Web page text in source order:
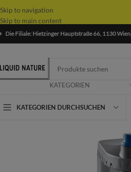
Skip to navigation
Skip to main content
Die Filiale: Hietzinger Hauptstraße 66, 1130 Wien
KATEGORIEN
KATEGORIEN DURCHSUCHEN